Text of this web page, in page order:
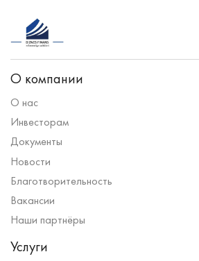
О компании
О нас
Инвесторам
Документы
Новости
Благотворительность
Вакансии
Наши партнёры
Услуги